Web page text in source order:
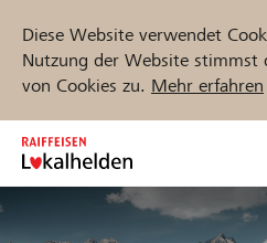
Diese Website verwendet
Nutzung der Website stimmst
von Cookies zu. Mehr erfahren
Zum
Inhalt
springen